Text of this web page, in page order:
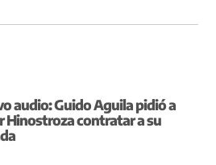
audio: Guido Aguila pidió a
Hinostroza contratar a su